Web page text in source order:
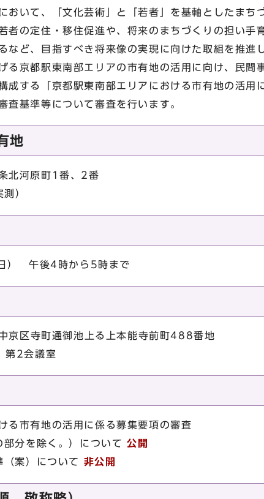
おいて、「文化芸術」と「若者」を基軸としたまち
者の定住・移住促進や、将来のまちづくりの担い手
など、目指すべき将来像の実現に向けた取組を推進
る京都駅東南部エリアの市有地の活用に向け、民間
成する「京都駅東南部エリアにおける市有地の活用
査基準等について審査を行います。
地
北河原町1番、2番
）
） 午後4時から5時まで
区寺町通御池上る上本能寺前町488番地
2会議室
る市有地の活用に係る募集要項の審査
分を除く。）について公開
案）について 非公開